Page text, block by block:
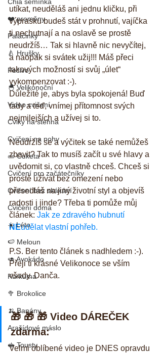
❤️ proměny
Palačinky
🍐 Hrušky
Pečivo
🐣 Velikonoční
Video cvičení
Cviky na stehna
Cvičení na nohy
🥒 Cuketa
Cvičení pro začátečníky
Cvičení bez skákání
Cvičení doma
☀️ Léto
🍉 Meloun
🥑 Avokádo
Kurkuma
🥦 Brokolice
🍌 Banány
Arašídové máslo
🥪 Tousty
utíkat, neuděláš ani jednu kličku, při
výprasku budeš stát v prohnutí, vajíčka
ti nechutnají a na oslavě se prostě
neudržíš… Tak si hlavně nic nevyčítej,
a naopak si svátek užij!!! Máš přeci
takových možností si svůj „úlet“
vykompenzovat :-).
Důležité je, abys byla spokojená! Buď
tady a teď, vnímej přítomnost svých
nejmilejších a užívej si to.
Neudržíš se a výčitek se také nemůžeš
zbavit? Tak to musíš začít u své hlavy a
uvědomit si, co vlastně chceš. Chceš si
prostě užívat bez omezení nebo
přesedláš na jiný životní styl a objevíš
radosti i jinde? Třeba ti pomůže můj
článek: Jak ze zdravého hubnutí
NEudělat vlastní pohřeb.
P.S. Ber tento článek s nadhledem :-).
Přeji ti krásné Velikonoce se vším
všudy. Danča.
🎁 🎁 🎁 Video DÁREČEK
zdarma:
Velmi oblíbené video je DNES opravdu